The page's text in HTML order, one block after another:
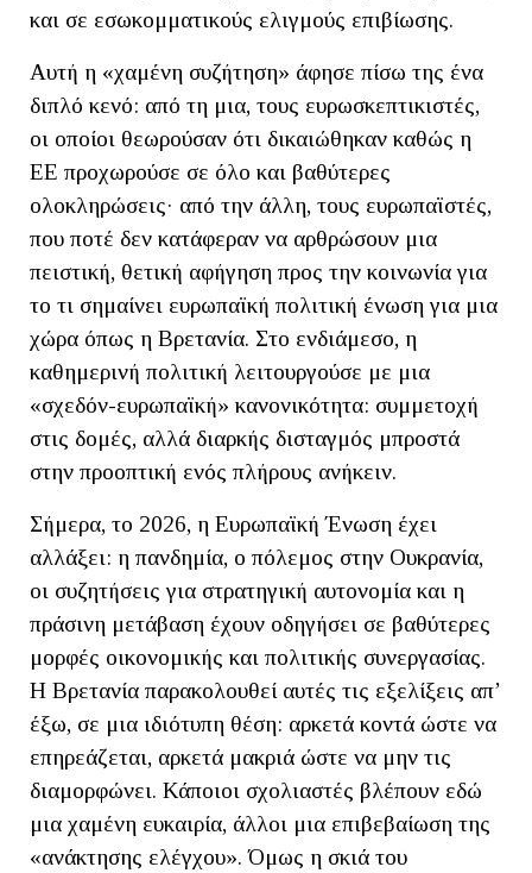
και σε εσωκομματικούς ελιγμούς επιβίωσης.
Αυτή η «χαμένη συζήτηση» άφησε πίσω της ένα
διπλό κενό: από τη μια, τους ευρωσκεπτικιστές,
οι οποίοι θεωρούσαν ότι δικαιώθηκαν καθώς η
ΕΕ προχωρούσε σε όλο και βαθύτερες
ολοκληρώσεις· από την άλλη, τους ευρωπαϊστές,
που ποτέ δεν κατάφεραν να αρθρώσουν μια
πειστική, θετική αφήγηση προς την κοινωνία για
το τι σημαίνει ευρωπαϊκή πολιτική ένωση για μια
χώρα όπως η Βρετανία. Στο ενδιάμεσο, η
καθημερινή πολιτική λειτουργούσε με μια
«σχεδόν-ευρωπαϊκή» κανονικότητα: συμμετοχή
στις δομές, αλλά διαρκής δισταγμός μπροστά
στην προοπτική ενός πλήρους ανήκειν.
Σήμερα, το 2026, η Ευρωπαϊκή Ένωση έχει
αλλάξει: η πανδημία, ο πόλεμος στην Ουκρανία,
οι συζητήσεις για στρατηγική αυτονομία και η
πράσινη μετάβαση έχουν οδηγήσει σε βαθύτερες
μορφές οικονομικής και πολιτικής συνεργασίας.
Η Βρετανία παρακολουθεί αυτές τις εξελίξεις απ’
έξω, σε μια ιδιότυπη θέση: αρκετά κοντά ώστε να
επηρεάζεται, αρκετά μακριά ώστε να μην τις
διαμορφώνει. Κάποιοι σχολιαστές βλέπουν εδώ
μια χαμένη ευκαιρία, άλλοι μια επιβεβαίωση της
«ανάκτησης ελέγχου». Όμως η σκιά του